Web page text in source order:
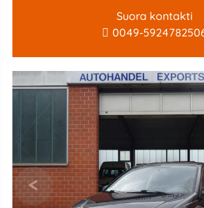
Suora kontakti
0049-